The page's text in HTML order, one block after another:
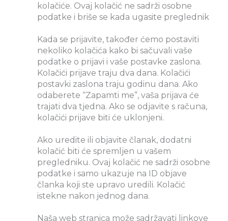
kolačiće. Ovaj kolačić ne sadrži osobne
podatke i briše se kada ugasite preglednik
Kada se prijavite, također ćemo postaviti
nekoliko kolačića kako bi sačuvali vaše
podatke o prijavi i vaše postavke zaslona.
Kolačići prijave traju dva dana. Kolačići
postavki zaslona traju godinu dana. Ako
odaberete “Zapamti me”, vaša prijava će
trajati dva tjedna. Ako se odjavite s računa,
kolačići prijave biti će uklonjeni.
Ako uredite ili objavite članak, dodatni
kolačić biti će spremljen u vašem
pregledniku. Ovaj kolačić ne sadrži osobne
podatke i samo ukazuje na ID objave
članka koji ste upravo uredili. Kolačić
istekne nakon jednog dana.
Naša web stranica može sadržavati linkove